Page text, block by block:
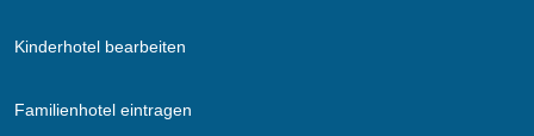
Kinderhotel bearbeiten
Familienhotel eintragen